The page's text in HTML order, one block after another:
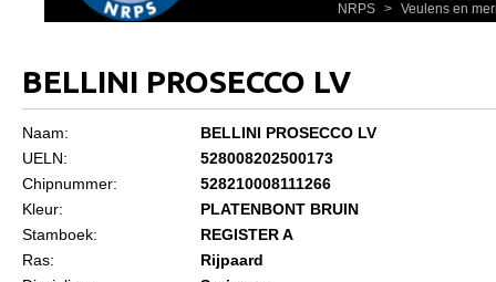
Over NRPS
NRPS > Veulens en
BELLINI PROSECCO LV
Naam:
BELLINI PROSECCO LV
UELN:
528008202500173
Chipnummer:
528210008111266
Kleur:
PLATENBONT BRUIN
Stamboek:
REGISTER A
Ras:
Rijpaard